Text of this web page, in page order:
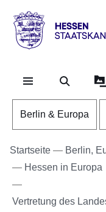
Hessen
Staatskanzlei
Berlin & Europa
Startseite
Berlin,
Hessen in Europa
Vertretung des